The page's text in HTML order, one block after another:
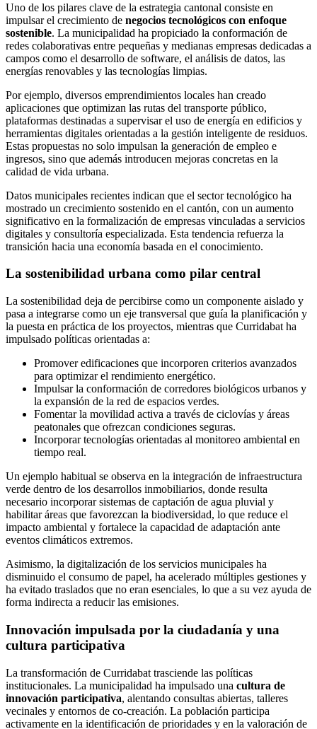
Uno de los pilares clave de la estrategia cantonal consiste en
impulsar el crecimiento de negocios tecnológicos con enfoque
sostenible. La municipalidad ha propiciado la conformación de
redes colaborativas entre pequeñas y medianas empresas dedicadas a
campos como el desarrollo de software, el análisis de datos, las
energías renovables y las tecnologías limpias.
Por ejemplo, diversos emprendimientos locales han creado
aplicaciones que optimizan las rutas del transporte público,
plataformas destinadas a supervisar el uso de energía en edificios y
herramientas digitales orientadas a la gestión inteligente de residuos.
Estas propuestas no solo impulsan la generación de empleo e
ingresos, sino que además introducen mejoras concretas en la
calidad de vida urbana.
Datos municipales recientes indican que el sector tecnológico ha
mostrado un crecimiento sostenido en el cantón, con un aumento
significativo en la formalización de empresas vinculadas a servicios
digitales y consultoría especializada. Esta tendencia refuerza la
transición hacia una economía basada en el conocimiento.
La sostenibilidad urbana como pilar central
La sostenibilidad deja de percibirse como un componente aislado y
pasa a integrarse como un eje transversal que guía la planificación y
la puesta en práctica de los proyectos, mientras que Curridabat ha
impulsado políticas orientadas a:
Promover edificaciones que incorporen criterios avanzados
para optimizar el rendimiento energético.
Impulsar la conformación de corredores biológicos urbanos y
la expansión de la red de espacios verdes.
Fomentar la movilidad activa a través de ciclovías y áreas
peatonales que ofrezcan condiciones seguras.
Incorporar tecnologías orientadas al monitoreo ambiental en
tiempo real.
Un ejemplo habitual se observa en la integración de infraestructura
verde dentro de los desarrollos inmobiliarios, donde resulta
necesario incorporar sistemas de captación de agua pluvial y
habilitar áreas que favorezcan la biodiversidad, lo que reduce el
impacto ambiental y fortalece la capacidad de adaptación ante
eventos climáticos extremos.
Asimismo, la digitalización de los servicios municipales ha
disminuido el consumo de papel, ha acelerado múltiples gestiones y
ha evitado traslados que no eran esenciales, lo que a su vez ayuda de
forma indirecta a reducir las emisiones.
Innovación impulsada por la ciudadanía y una
cultura participativa
La transformación de Curridabat trasciende las políticas
institucionales. La municipalidad ha impulsado una cultura de
innovación participativa, alentando consultas abiertas, talleres
vecinales y entornos de co-creación. La población participa
activamente en la identificación de prioridades y en la valoración de